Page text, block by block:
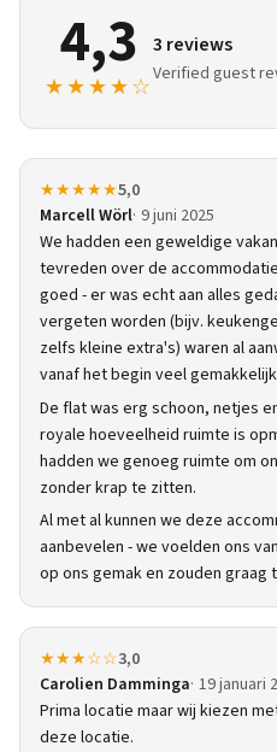
4,3
★★★★☆
3 reviews
Verified guest
★★★★★5,0
Marcell Wörl 9 juni 2025
We hadden een geweldige
tevreden over de
goed - er was echt aan alles
vergeten worden (bijv.
zelfs kleine extra's) waren al
vanaf het begin veel
De flat was erg schoon, netjes
royale hoeveelheid ruimte is
hadden we genoeg ruimte om
zonder krap te zitten.
Al met al kunnen we deze
aanbevelen - we voelden ons
op ons gemak en zouden graag
★★★☆☆3,0
Carolien Damminga 19 januari
Prima locatie maar wij kiezen
deze locatie.